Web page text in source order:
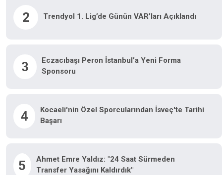
2 Trendyol 1. Lig’de Günün VAR’ları Açıklandı
3
Eczacıbaşı Peron İstanbul’a Yeni Forma
Sponsoru
4
Kocaeli'nin Özel Sporcularından İsveç'te Tarihi
Başarı
5
Ahmet Emre Yaldız: "24 Saat Sürmeden
Transfer Yasağını Kaldırdık"